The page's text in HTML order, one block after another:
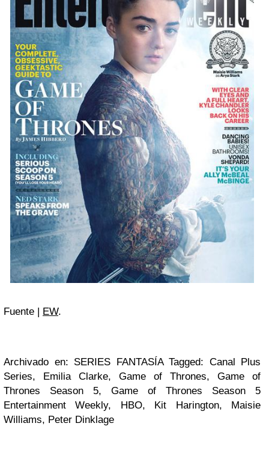
Fuente | EW.
Archivado en: SERIES FANTASÍA Tagged: Canal Plus
Series, Emilia Clarke, Game of Thrones, Game of
Thrones Season 5, Game of Thrones Season 5
Entertainment Weekly, HBO, Kit Harington, Maisie
Williams, Peter Dinklage